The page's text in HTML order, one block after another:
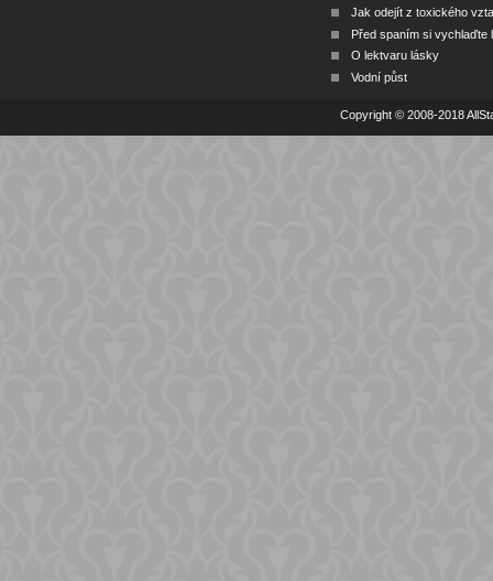
Jak odejít z toxického
Před spaním si vychlaďte
O lektvaru lásky
Vodní půst
Copyright © 2008-2018